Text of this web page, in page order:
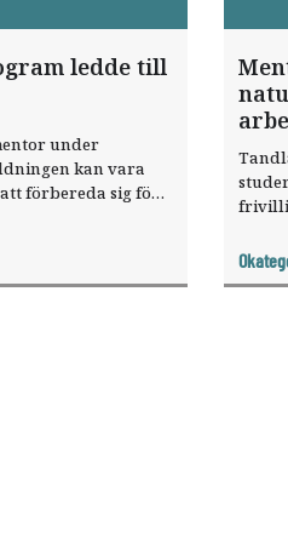
ledde till
under
kan vara
förbereda sig för
examen.
med